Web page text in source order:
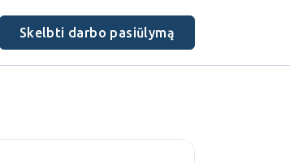
Skelbti darbo pasiūlymą